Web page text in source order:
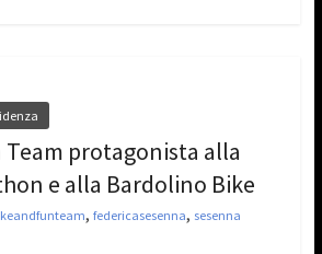
Team protagonista alla
e alla Bardolino Bike
, federicasesenna, sesenna